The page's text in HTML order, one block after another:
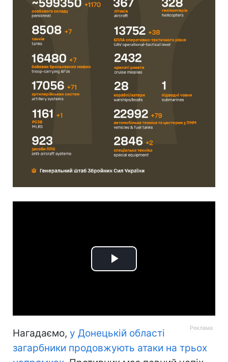
Play
Нагадаємо, у Донецькій області
загарбники продовжують атаки на трьох